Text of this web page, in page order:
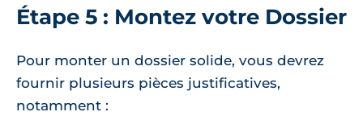
Étape 5 : Montez votre Dossier
Pour monter un dossier solide, vous devrez
fournir plusieurs pièces justificatives,
notamment :